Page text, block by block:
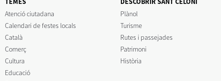
Atenció ciutadana
Calendari de festes locals
Català
Comerç
Cultura
Educació
Plànol
Turisme
Rutes i passejades
Patrimoni
Història